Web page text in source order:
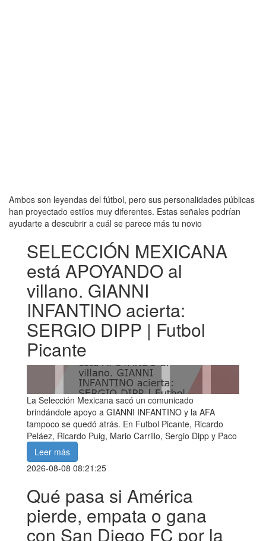
Ambos son leyendas del fútbol, pero sus personalidades públicas
han proyectado estilos muy diferentes. Estas señales podrían
ayudarte a descubrir a cuál se parece más tu novio
SELECCIÓN MEXICANA
está APOYANDO al
villano. GIANNI
INFANTINO acierta:
SERGIO DIPP | Futbol
Picante
La Selección Mexicana sacó un comunicado
brindándole apoyo a GIANNI INFANTINO y la AFA
tampoco se quedó atrás. En Futbol Picante, Ricardo
Peláez, Ricardo Puig, Mario Carrillo, Sergio Dipp y Paco
Leer más
2026-08-08 08:21:25
Qué pasa si América
pierde, empata o gana
con San Diego FC por la